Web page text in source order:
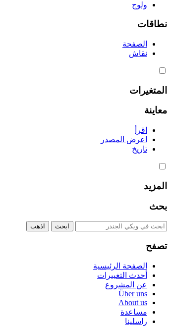
ولوج
نطاقات
الصفحة
نقاش
المتغيرات
معاينة
اقرأ
اعرض المصدر
تاريخ
المزيد
بحث
تصفح
الصفحة الرئيسية
أحدث التغييرات
عن المشروع
Über uns
About us
مساعدة
راسلينا